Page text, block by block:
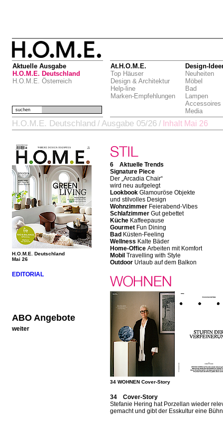
Aktuelle Ausgabe
H.O.M.E. Deutschland
H.O.M.E. Österreich
At.H.O.M.E.
Top Häuser
Design & Architektur
Help-line
Marken-Empfehlungen
Design-
Neuheiten
Möbel
Bad
Lampen
Accessoires
Media
suchen
H.O.M.E. Deutschland / Ausgabe 05/26 / Inhalt Mai 26
H.O.M.E. Deutschland
Mai 26
EDITORIAL
ABO Angebote
weiter
6 Aktuelle Trends
Signature Piece
Der „Arcadia Chair“
wird neu aufgelegt
Lookbook Glamouröse Objekte
und stilvolles Design
Wohnzimmer Feierabend-Vibes
Schlafzimmer Gut gebettet
Küche Kaffeepause
Gourmet Fun Dining
Bad Küsten-Feeling
Wellness Kalte Bäder
Home-Office Arbeiten mit Komfort
Mobil Travelling with Style
Outdoor Urlaub auf dem Balkon
34 WOHNEN Cover-Story
34 Cover-Story
Stefanie Hering hat Porzellan wieder
gemacht und gibt der Esskultur eine